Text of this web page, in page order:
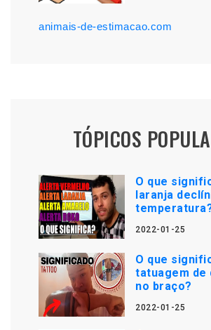
animais-de-estimacao.com
TÓPICOS
O que
laranja
2022-01-25
O que
tatuagem de
no braço?
2022-01-25